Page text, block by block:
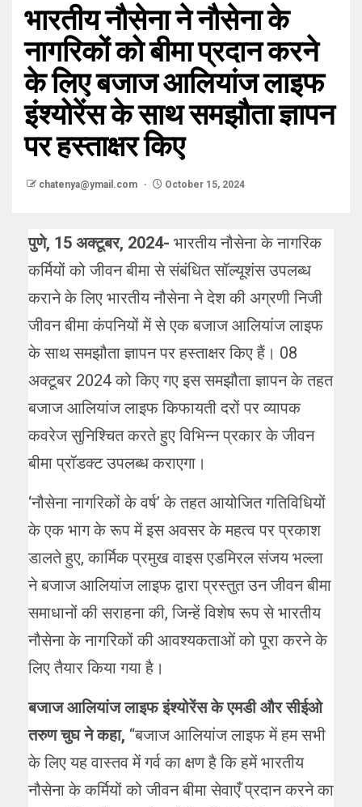
भारतीय नौसेना ने नौसेना के
नागरिकों को बीमा प्रदान करने
के लिए बजाज आलियांज लाइफ
इंश्योरेंस के साथ समझौता ज्ञापन
पर हस्ताक्षर किए
chatenya@ymail.com October 15, 2024
पुणे, 15 अक्टूबर, 2024- भारतीय नौसेना के नागरिक
कर्मियों को जीवन बीमा से संबंधित सॉल्यूशंस उपलब्ध
कराने के लिए भारतीय नौसेना ने देश की अग्रणी निजी
जीवन बीमा कंपनियों में से एक बजाज आलियांज लाइफ
के साथ समझौता ज्ञापन पर हस्ताक्षर किए हैं। 08
अक्टूबर 2024 को किए गए इस समझौता ज्ञापन के तहत
बजाज आलियांज लाइफ किफायती दरों पर व्यापक
कवरेज सुनिश्चित करते हुए विभिन्न प्रकार के जीवन
बीमा प्रॉडक्ट उपलब्ध कराएगा।
‘नौसेना नागरिकों के वर्ष’ के तहत आयोजित गतिविधियों
के एक भाग के रूप में इस अवसर के महत्व पर प्रकाश
डालते हुए, कार्मिक प्रमुख वाइस एडमिरल संजय भल्ला
ने बजाज आलियांज लाइफ द्वारा प्रस्तुत उन जीवन बीमा
समाधानों की सराहना की, जिन्हें विशेष रूप से भारतीय
नौसेना के नागरिकों की आवश्यकताओं को पूरा करने के
लिए तैयार किया गया है।
बजाज आलियांज लाइफ इंश्योरेंस के एमडी और सीईओ
तरुण चुघ ने कहा, ‘‘बजाज आलियांज लाइफ में हम सभी
के लिए यह वास्तव में गर्व का क्षण है कि हमें भारतीय
नौसेना के कर्मियों को जीवन बीमा सेवाएँ प्रदान करने का